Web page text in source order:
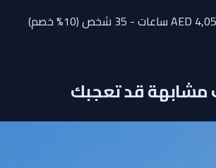
AED
مشابهة قد تعجبك